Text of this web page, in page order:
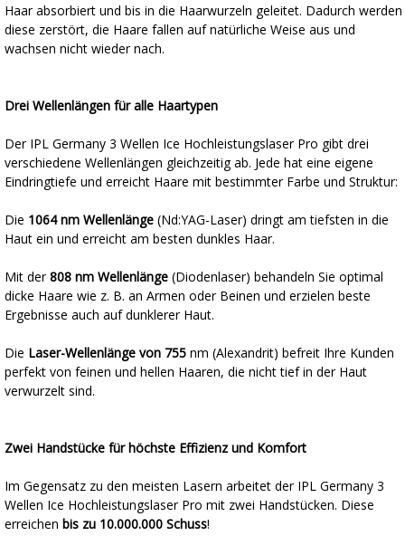
Haar absorbiert und bis in die Haarwurzeln geleitet. Dadurch werden
diese zerstört, die Haare fallen auf natürliche Weise aus und
wachsen nicht wieder nach.
Drei Wellenlängen für alle Haartypen
Der IPL Germany 3 Wellen Ice Hochleistungslaser Pro gibt drei
verschiedene Wellenlängen gleichzeitig ab. Jede hat eine eigene
Eindringtiefe und erreicht Haare mit bestimmter Farbe und Struktur:
Die 1064 nm Wellenlänge (Nd:YAG-Laser) dringt am tiefsten in die
Haut ein und erreicht am besten dunkles Haar.
Mit der808 nm Wellenlänge (Diodenlaser) behandeln Sie optimal
dicke Haare wie z. B. an Armen oder Beinen und erzielen beste
Ergebnisse auch auf dunklerer Haut.
Die Laser-Wellenlänge von 755 nm (Alexandrit) befreit Ihre Kunden
perfekt von feinen und hellen Haaren, die nicht tief in der Haut
verwurzelt sind.
Zwei Handstücke für höchste Effizienz und Komfort
Im Gegensatz zu den meisten Lasern arbeitet der IPL Germany 3
Wellen Ice Hochleistungslaser Pro mit zwei Handstücken. Diese
erreichen bis zu 10.000.000 Schuss!